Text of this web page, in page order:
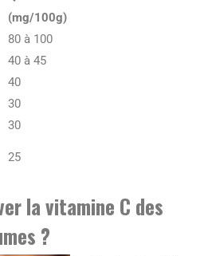
(mg/100g)
80 à 100
40 à 45
40
30
30
25
la vitamine C des
?